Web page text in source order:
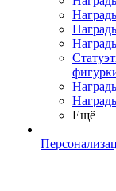
Ещё